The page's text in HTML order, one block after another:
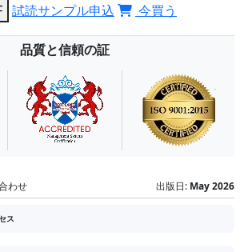
試読サンプル申込 今買う
品質と信頼の証
わせ 出版日: May 2026
ス